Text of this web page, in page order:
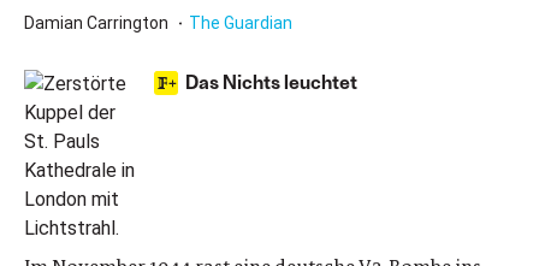
Damian Carrington The Guardian
Das Nichts leuchtet